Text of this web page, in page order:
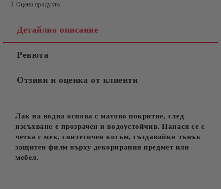
Оцени продукта
Детайлно описание
Ревюта
Отзиви и оценка от клиенти
Лак на водна основа с матово покритие, след
изсъхване е прозрачен и водоустойчив. Нанася се с
четка с мек, синтетичен косъм, създавайки тънък
защитен филм върху декорирания предмет или
мебел.